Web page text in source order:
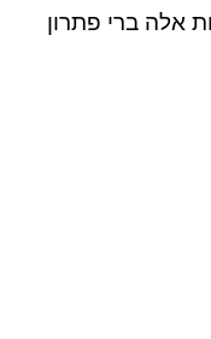
אלה ברי פתרון